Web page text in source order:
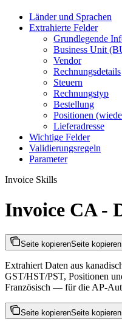
Länder und Sprachen
Extrahierte Felder
Grundlegende
Business Unit
Vendor
Rechnungsdetails
Steuern
Rechnungstyp
Bestellung
Positionen
Lieferadresse
Wichtige Felder
Validierungsregeln
Parameter
Invoice Skills
Invoice CA -
Seite kopierenSeite kopieren
Extrahiert Daten aus
GST/HST/PST, Positionen
Französisch — für die AP-
Seite kopierenSeite kopieren